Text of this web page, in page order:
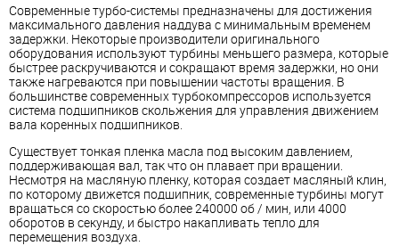
Современныетурбо-системы предназначены для достижения
максимального давления наддува с минимальным временем
задержки. Некоторые производители оригинального
оборудования используют турбины меньшего размера, которые
быстрее раскручиваются и сокращают время задержки, но они
также нагреваются при повышении частоты вращения. В
большинстве современных турбокомпрессоров используется
система подшипников скольжения для управления движением
вала коренных подшипников.
Существует тонкая пленка масла под высоким давлением,
поддерживающая вал, так что он плавает при вращении.
Несмотря на масляную пленку, которая создает масляный клин,
по которомудвижется подшипник, современные турбины могут
вращаться со скоростью более 240000 об / мин, или 4000
оборотов в секунду, и быстро накапливать тепло для
перемещения воздуха.